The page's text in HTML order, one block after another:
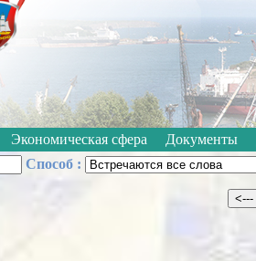
Изображения:
Экономическая сфера Документы
Способ :